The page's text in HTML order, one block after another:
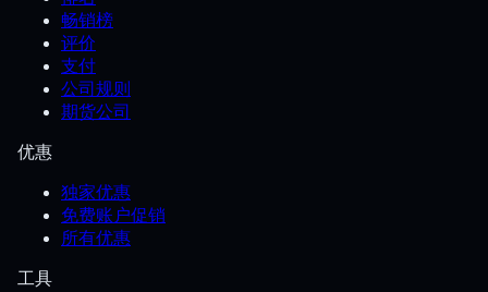
畅销榜
评价
支付
公司规则
期货公司
优惠
独家优惠
免费账户促销
所有优惠
工具